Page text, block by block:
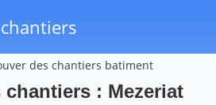
des chantiers batiment
chantiers : Mezeriat